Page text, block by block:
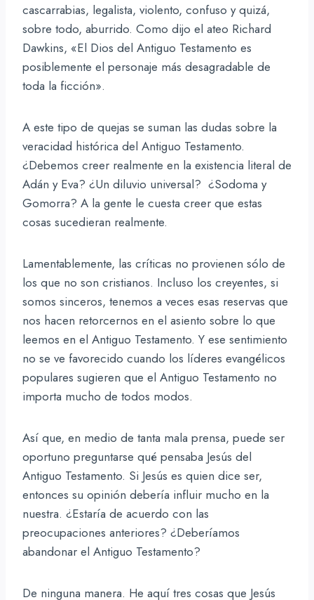
cascarrabias, legalista, violento, confuso y quizá,
sobre todo, aburrido. Como dijo el ateo Richard
Dawkins, «El Dios del Antiguo Testamento es
posiblemente el personaje más desagradable de
toda la ficción».
A este tipo de quejas se suman las dudas sobre la
veracidad histórica del Antiguo Testamento.
¿Debemos creer realmente en la existencia literal de
Adán y Eva? ¿Un diluvio universal? ¿Sodoma y
Gomorra? A la gente le cuesta creer que estas
cosas sucedieran realmente.
Lamentablemente, las críticas no provienen sólo de
los que no son cristianos. Incluso los creyentes, si
somos sinceros, tenemos a veces esas reservas que
nos hacen retorcernos en el asiento sobre lo que
leemos en el Antiguo Testamento. Y ese sentimiento
no se ve favorecido cuando los líderes evangélicos
populares sugieren que el Antiguo Testamento no
importa mucho de todos modos.
Así que, en medio de tanta mala prensa, puede ser
oportuno preguntarse qué pensaba Jesús del
Antiguo Testamento. Si Jesús es quien dice ser,
entonces su opinión debería influir mucho en la
nuestra. ¿Estaría de acuerdo con las
preocupaciones anteriores? ¿Deberíamos
abandonar el Antiguo Testamento?
De ninguna manera. He aquí tres cosas que Jesús